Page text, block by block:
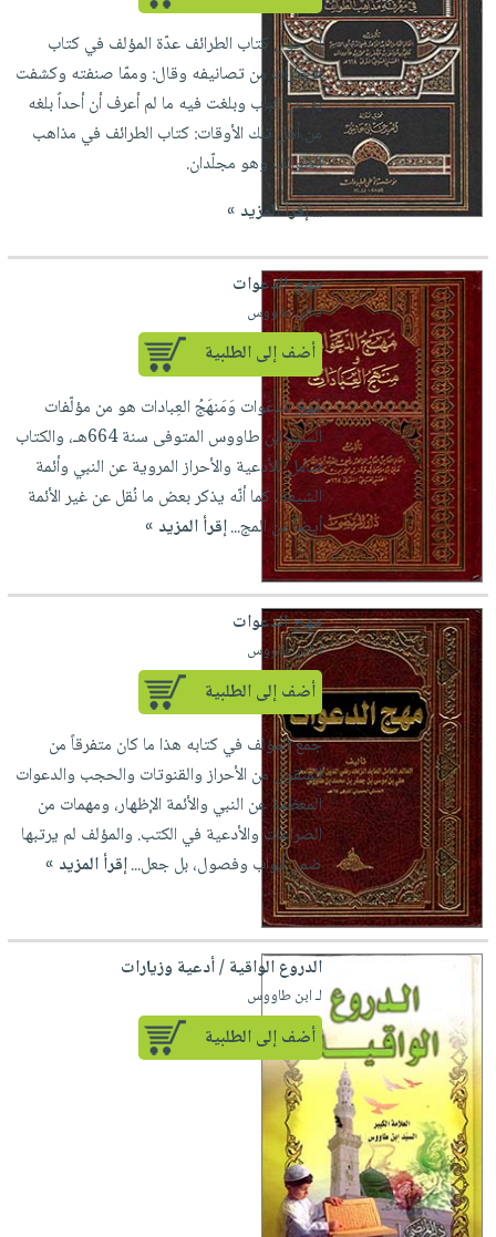
إن حول كتاب الطرائف عدّة المؤلف في كتاب
الإجازات من تصانيفه وقال: وممّا صنفته وكشفت
به عن الباب وبلغت فيه ما لم أعرف أن أحداً بلغه
من أهل تلك الأوقات: كتاب الطرائف في مذاهب
الطوائف وهو مجلّدان.
...إقرأ المزيد »
مهج الدعوات
لـ ابن طاووس
أضف إلى الطلبية
مُهَجُ الدّعَوات وَمَنهَجُ العِبادات هو من مؤلّفات
السيد ابن طاووس المتوفى سنة 664هـ، والكتاب
شامل للأدعية والأحراز المروية عن النبي وأئمة
الشيعة، كما أنّه يذكر بعض ما نُقل عن غير الأئمة
أيضاً من المج...إقرأ المزيد »
مهج الدعوات
لـ ابن طاووس
أضف إلى الطلبية
جمع المؤلف في كتابه هذا ما كان متفرقاً من
المنقول من الأحراز والقنوتات والحجب والدعوات
المعظمة عن النبي والأئمة الإظهار، ومهمات من
الضراعات والأدعية في الكتب. والمؤلف لم يرتبها
ضمن أبواب وفصول، بل جعل...إقرأ المزيد »
الدروع الواقية / أدعية وزيارات
لـ ابن طاووس
أضف إلى الطلبية